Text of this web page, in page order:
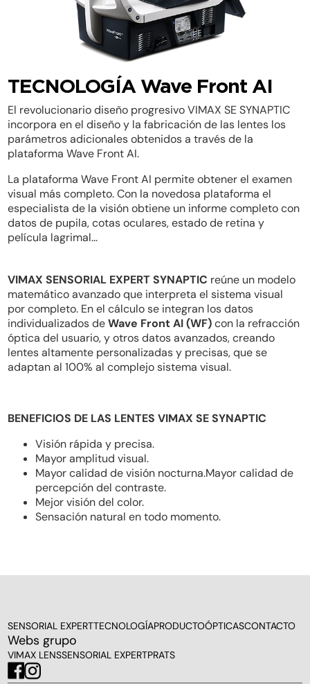
TECNOLOGÍA Wave Front AI
El revolucionario diseño progresivo VIMAX SE SYNAPTIC
incorpora en el diseño y la fabricación de las lentes los
parámetros adicionales obtenidos a través de la
plataforma Wave Front AI.
La plataforma Wave Front AI permite obtener el examen
visual más completo. Con la novedosa plataforma el
especialista de la visión obtiene un informe completo con
datos de pupila, cotas oculares, estado de retina y
película lagrimal...
VIMAX SENSORIAL EXPERT SYNAPTIC reúne un modelo
matemático avanzado que interpreta el sistema visual
por completo. En el cálculo se integran los datos
individualizados deWave Front AI (WF)con la refracción
óptica del usuario, y otros datos avanzados, creando
lentes altamente personalizadas y precisas, que se
adaptan al 100% al complejo sistema visual.
BENEFICIOS DE LAS LENTES VIMAX SE SYNAPTIC
Visión rápida y precisa.
Mayor amplitud visual.
Mayor calidad de visión nocturna.Mayor calidad de
percepción del contraste.
Mejor visión del color.
Sensación natural en todo momento.
SENSORIAL EXPERTTECNOLOGÍAPRODUCTOÓPTICASCONTACTO
Webs grupo
VIMAX LENSSENSORIAL EXPERTPRATS